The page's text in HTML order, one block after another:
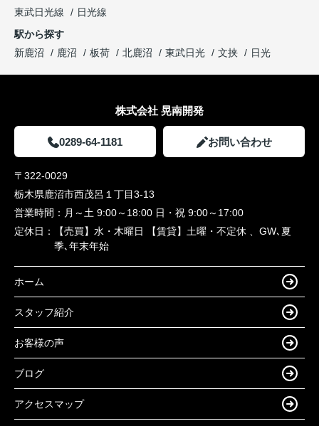
東武日光線
日光線
駅から探す
新鹿沼
鹿沼 板荷 北鹿沼 東武日光 文挟 日光
株式会社 晃南開発
0289-64-1181 お問い合わせ
〒322-0029
栃木県鹿沼市西茂呂１丁目3-13
営業時間： 月～土 9:00～18:00 日・祝 9:00～17:00
定休日：
【売買】水・木曜日 【賃貸】土曜・不定休 、GW､夏
季､年末年始
ホーム
スタッフ紹介
お客様の声
ブログ
アクセスマップ